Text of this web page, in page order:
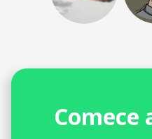
Comece